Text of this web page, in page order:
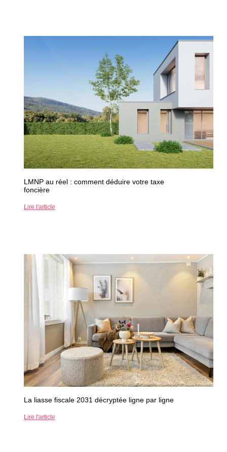
LMNP au réel : comment déduire votre taxe
foncière
Lire l'article
La liasse fiscale 2031 décryptée ligne par ligne
Lire l'article